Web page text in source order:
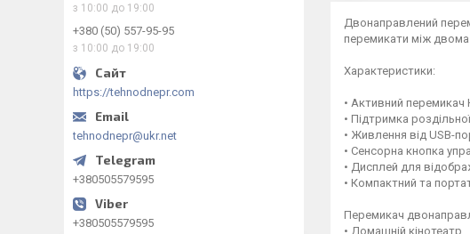
Двонаправлений
перемикати між двома
Характеристики:
• Активний перемикач
• Підтримка
• Живлення від USB-
• Сенсорна кнопка
• Дисплей для
• Компактний та
Перемикач
• Домашній кінотеатр
з 10:00 до 19:00
+380 (50) 557-95-95
з 10:00 до 19:00
https://tehnodnepr.com
tehnodnepr@ukr.net
+380505579595
+380505579595